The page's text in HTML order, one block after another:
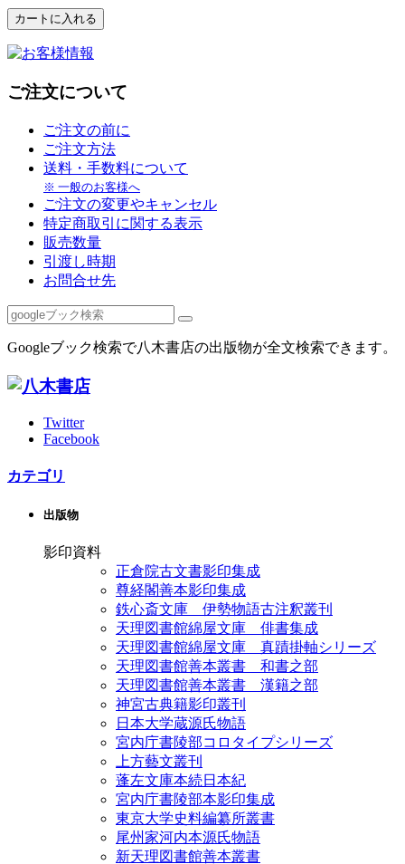
ご注文について
ご注文の前に
ご注文方法
送料・手数料について
※ 一般のお客様へ
ご注文の変更やキャンセル
特定商取引に関する表示
販売数量
引渡し時期
お問合せ先
Googleブック検索で八木書店の出版物が全文検索できます。
Twitter
Facebook
カテゴリ
出版物
影印資料
正倉院古文書影印集成
尊経閣善本影印集成
鉄心斎文庫 伊勢物語古注釈叢刊
天理図書館綿屋文庫 俳書集成
天理図書館綿屋文庫 真蹟掛軸シリーズ
天理図書館善本叢書 和書之部
天理図書館善本叢書 漢籍之部
神宮古典籍影印叢刊
日本大学蔵源氏物語
宮内庁書陵部コロタイプシリーズ
上方藝文叢刊
蓬左文庫本続日本紀
宮内庁書陵部本影印集成
東京大学史料編纂所叢書
尾州家河内本源氏物語
新天理図書館善本叢書